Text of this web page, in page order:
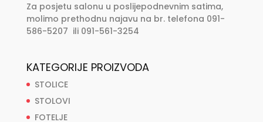
Za posjetu salonu u poslijepodnevnim satima,
molimo prethodnu najavu na br. telefona 091-
586-5207 ili 091-561-3254
KATEGORIJE PROIZVODA
STOLICE
STOLOVI
FOTELJE